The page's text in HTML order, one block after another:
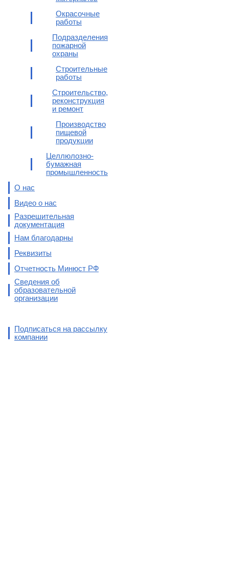
Окрасочные
работы
Подразделения
пожарной
охраны
Строительные
работы
Строительство,
реконструкция
и ремонт
Производство
пищевой
продукции
Целлюлозно-
бумажная
промышленность
О нас
Видео о нас
Разрешительная
документация
Нам благодарны
Реквизиты
Отчетность Минюст РФ
Сведения об
образовательной
организации
Подписаться на рассылку
компании